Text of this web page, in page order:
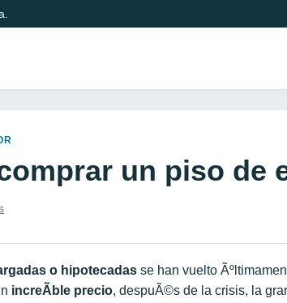
un piso de
o hipotecadas se han vuelto
increÃ­ble precio, despuÃ©s de la crisis, la